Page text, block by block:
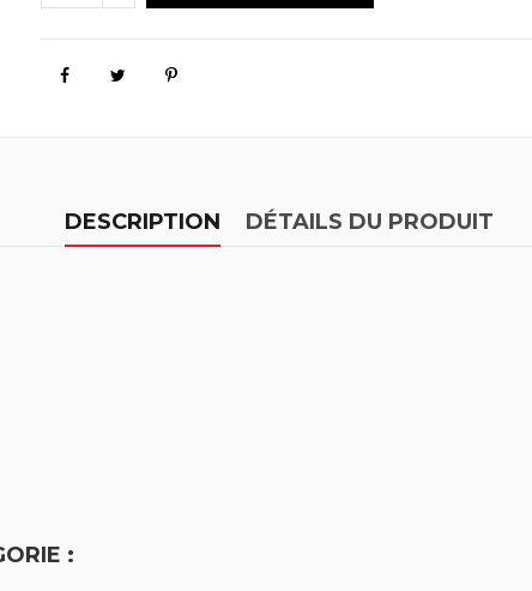
DESCRIPTION DÉTAILS DU PRODUIT
: